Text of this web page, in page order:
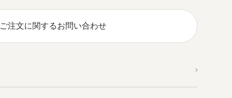
ご注文に関するお問い合わせ